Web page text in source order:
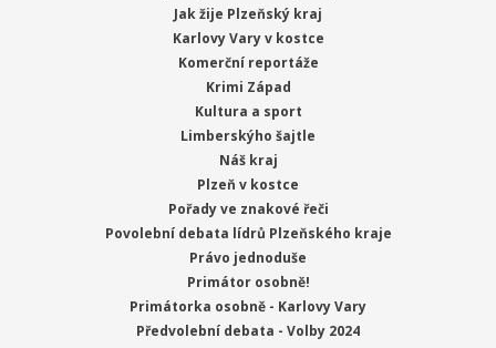
Jak žije Plzeňský kraj
Karlovy Vary v kostce
Komerční reportáže
Krimi Západ
Kultura a sport
Limberskýho šajtle
Náš kraj
Plzeň v kostce
Pořady ve znakové řeči
Povolební debata lídrů Plzeňského kraje
Právo jednoduše
Primátor osobně!
Primátorka osobně - Karlovy Vary
Předvolební debata - Volby 2024